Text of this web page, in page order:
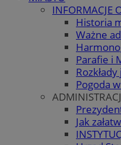
INFORMACJE
Historia
Ważne
Parafie i
Pogoda
Jak